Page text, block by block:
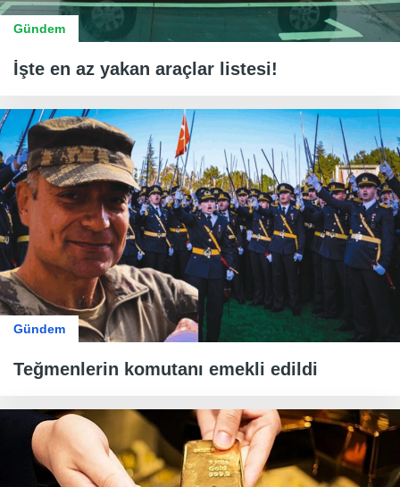
Gündem
İşte en az yakan araçlar listesi!
Gündem
Teğmenlerin komutanı emekli edildi